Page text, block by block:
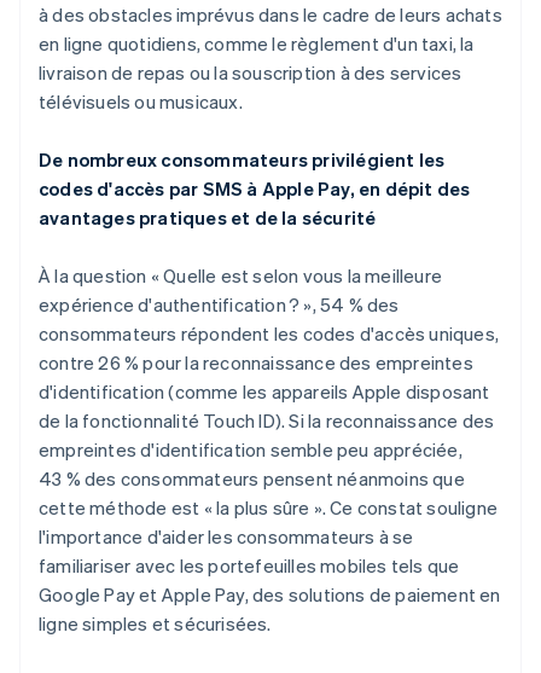
à des obstacles imprévus dans le cadre de leurs achats
en ligne quotidiens, comme le règlement d'un taxi, la
livraison de repas ou la souscription à des services
télévisuels ou musicaux.
De nombreux consommateurs privilégient les
codes d'accès par SMS à Apple Pay, en dépit des
avantages pratiques et de la sécurité
À la question « Quelle est selon vous la meilleure
expérience d'authentification ? », 54 % des
consommateurs répondent les codes d'accès uniques,
contre 26 % pour la reconnaissance des empreintes
d'identification (comme les appareils Apple disposant
de la fonctionnalité Touch ID). Si la reconnaissance des
empreintes d'identification semble peu appréciée,
43 % des consommateurs pensent néanmoins que
cette méthode est « la plus sûre ». Ce constat souligne
l'importance d'aider les consommateurs à se
familiariser avec les portefeuilles mobiles tels que
Google Pay et Apple Pay, des solutions de paiement en
ligne simples et sécurisées.
Malte
English
Mexique
EspañolEnglish
Norvège
Nouvelle-Zélande
English
Pays-Bas
Nederlands English
English
Portugal
PortuguêsEnglish
R.A.S. de Hong Kong, Chine
English 简体中文
République tchèque
English
Roumanie
English
Royaume-Uni
English
Singapour
English简体中文
Slovaquie
English